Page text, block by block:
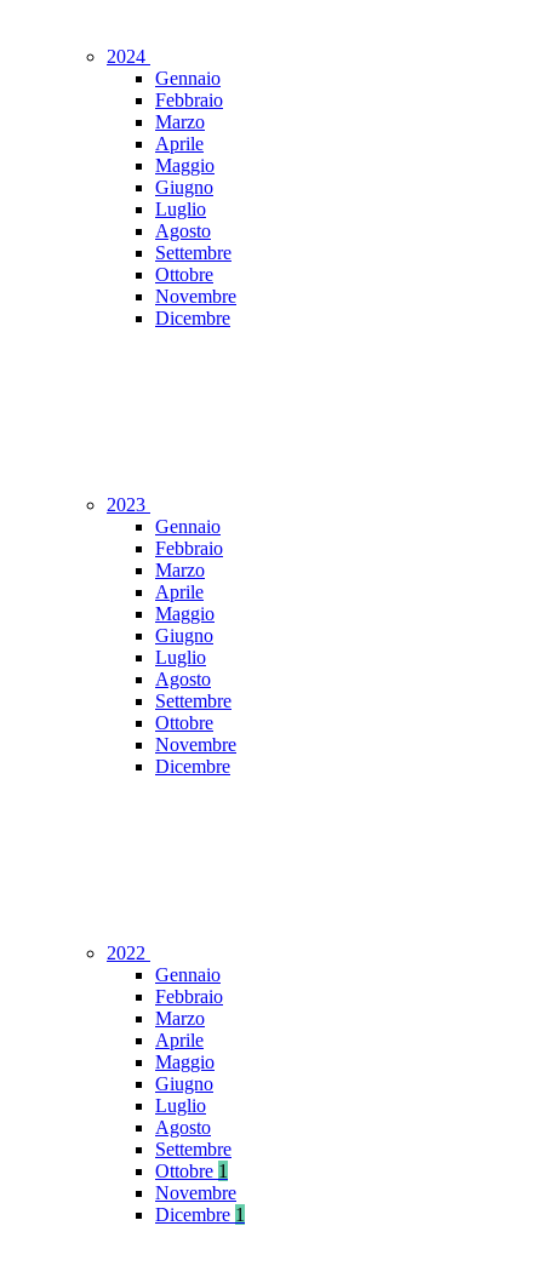
2024
Gennaio
Febbraio
Marzo
Aprile
Maggio
Giugno
Luglio
Agosto
Settembre
Ottobre
Novembre
Dicembre
2023
Gennaio
Febbraio
Marzo
Aprile
Maggio
Giugno
Luglio
Agosto
Settembre
Ottobre
Novembre
Dicembre
2022
Gennaio
Febbraio
Marzo
Aprile
Maggio
Giugno
Luglio
Agosto
Settembre
Ottobre 1
Novembre
Dicembre 1